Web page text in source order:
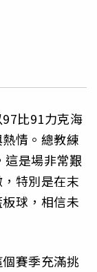
97比91力克海
情。總教練
這是場非常艱
特別是在末
球，相信未
賽季充滿挑